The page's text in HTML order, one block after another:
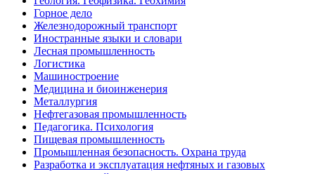
Горное дело
Железнодорожный транспорт
Иностранные языки и словари
Лесная промышленность
Логистика
Машиностроение
Медицина и биоинженерия
Металлургия
Нефтегазовая промышленность
Педагогика. Психология
Пищевая промышленность
Промышленная безопасность. Охрана труда
Разработка и эксплуатация нефтяных и газовых